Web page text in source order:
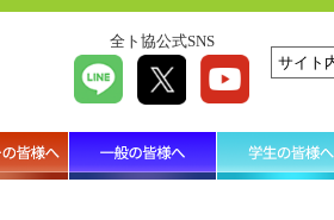
全ト協公式SNS